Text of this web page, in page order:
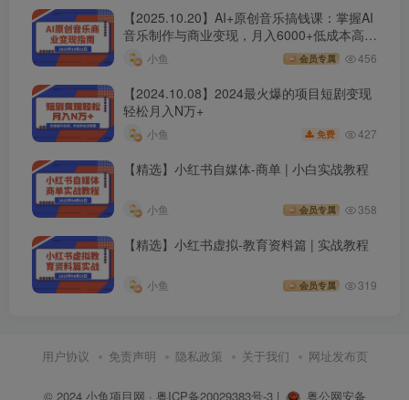
【2025.10.20】AI+原创音乐搞钱课：掌握AI
音乐制作与商业变现，月入6000+低成本高收
益
小鱼 会员专属 456
【2024.10.08】2024最火爆的项目短剧变现
轻松月入N万+
小鱼 免费 427
【精选】小红书自媒体-商单 | 小白实战教程
小鱼 会员专属 358
【精选】小红书虚拟-教育资料篇 | 实战教程
小鱼 会员专属 319
用户协议 免责声明 隐私政策 关于我们 网址发布页
© 2024 小鱼项目网 · 粤ICP备20029383号-3| 粤公网安备